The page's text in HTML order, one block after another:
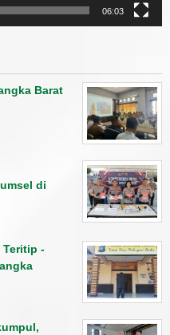
06:03
Barat
di
Teritip -